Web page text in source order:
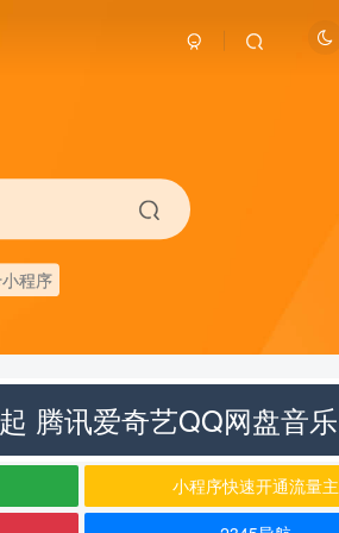
程序
腾讯爱奇艺QQ网盘音乐
小程序快速开通流量主